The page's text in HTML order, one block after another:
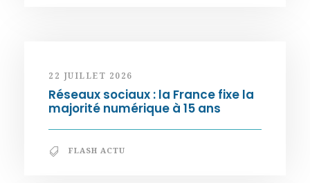
22 JUILLET 2026
Réseaux sociaux : la France fixe la
majorité numérique à 15 ans
FLASH ACTU